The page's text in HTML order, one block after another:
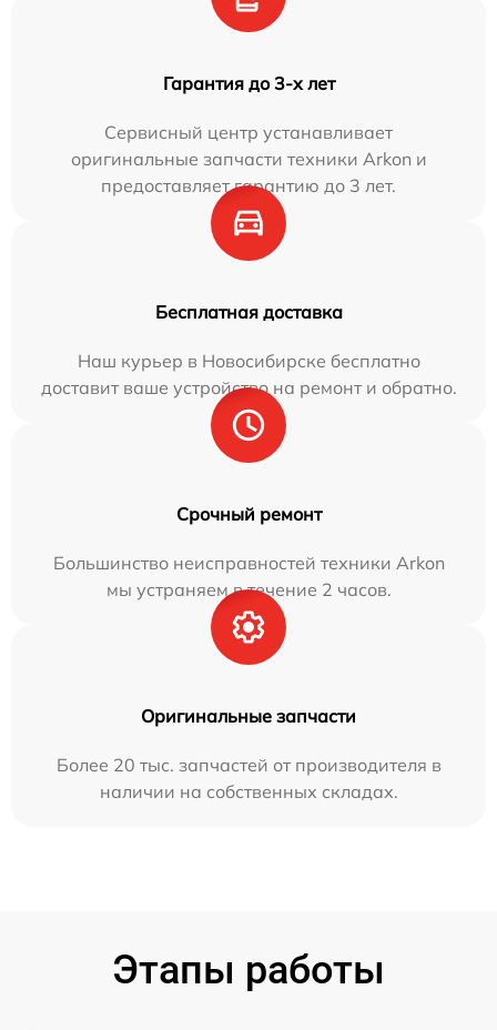
Гарантия до 3-х лет
Сервисный центр устанавливает
оригинальные запчасти техники Arkon и
предоставляет гарантию до 3 лет.
Бесплатная доставка
Наш курьер в Новосибирске бесплатно
доставит ваше устройство на ремонт и обратно.
Срочный ремонт
Большинство неисправностей техники Arkon
мы устраняем в течение 2 часов.
Оригинальные запчасти
Более 20 тыс. запчастей от производителя в
наличии на собственных складах.
Этапы работы